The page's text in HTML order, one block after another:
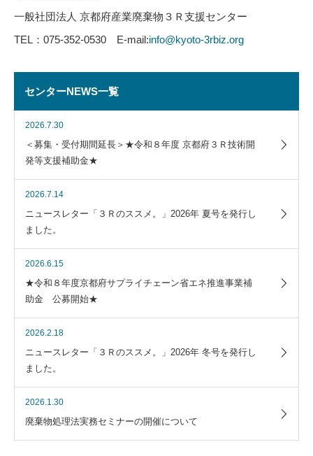
一般社団法人 京都府産業廃棄物３Ｒ支援センター
TEL：075-352-0530 E-mail:info@kyoto-3rbiz.org
センターNEWS一覧
2026.7.30
＜募集・受付期間延長＞★令和８年度 京都府３Ｒ技術開
発等支援補助金★
2026.7.14
ニュースレター「３Ｒのススメ。」2026年 夏号を発行し
ました。
2026.6.15
★令和８年度京都府サプライチェーン省エネ推進事業補
助金 公募開始★
2026.2.18
ニュースレター「３Ｒのススメ。」2026年 冬号を発行し
ました。
2026.1.30
廃棄物処理法実務セミナーの開催について